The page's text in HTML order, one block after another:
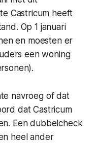
Castricum heeft
Op 1 januari
en moesten er
een woning
navroeg of dat
dat Castricum
Een dubbelcheck
heel ander